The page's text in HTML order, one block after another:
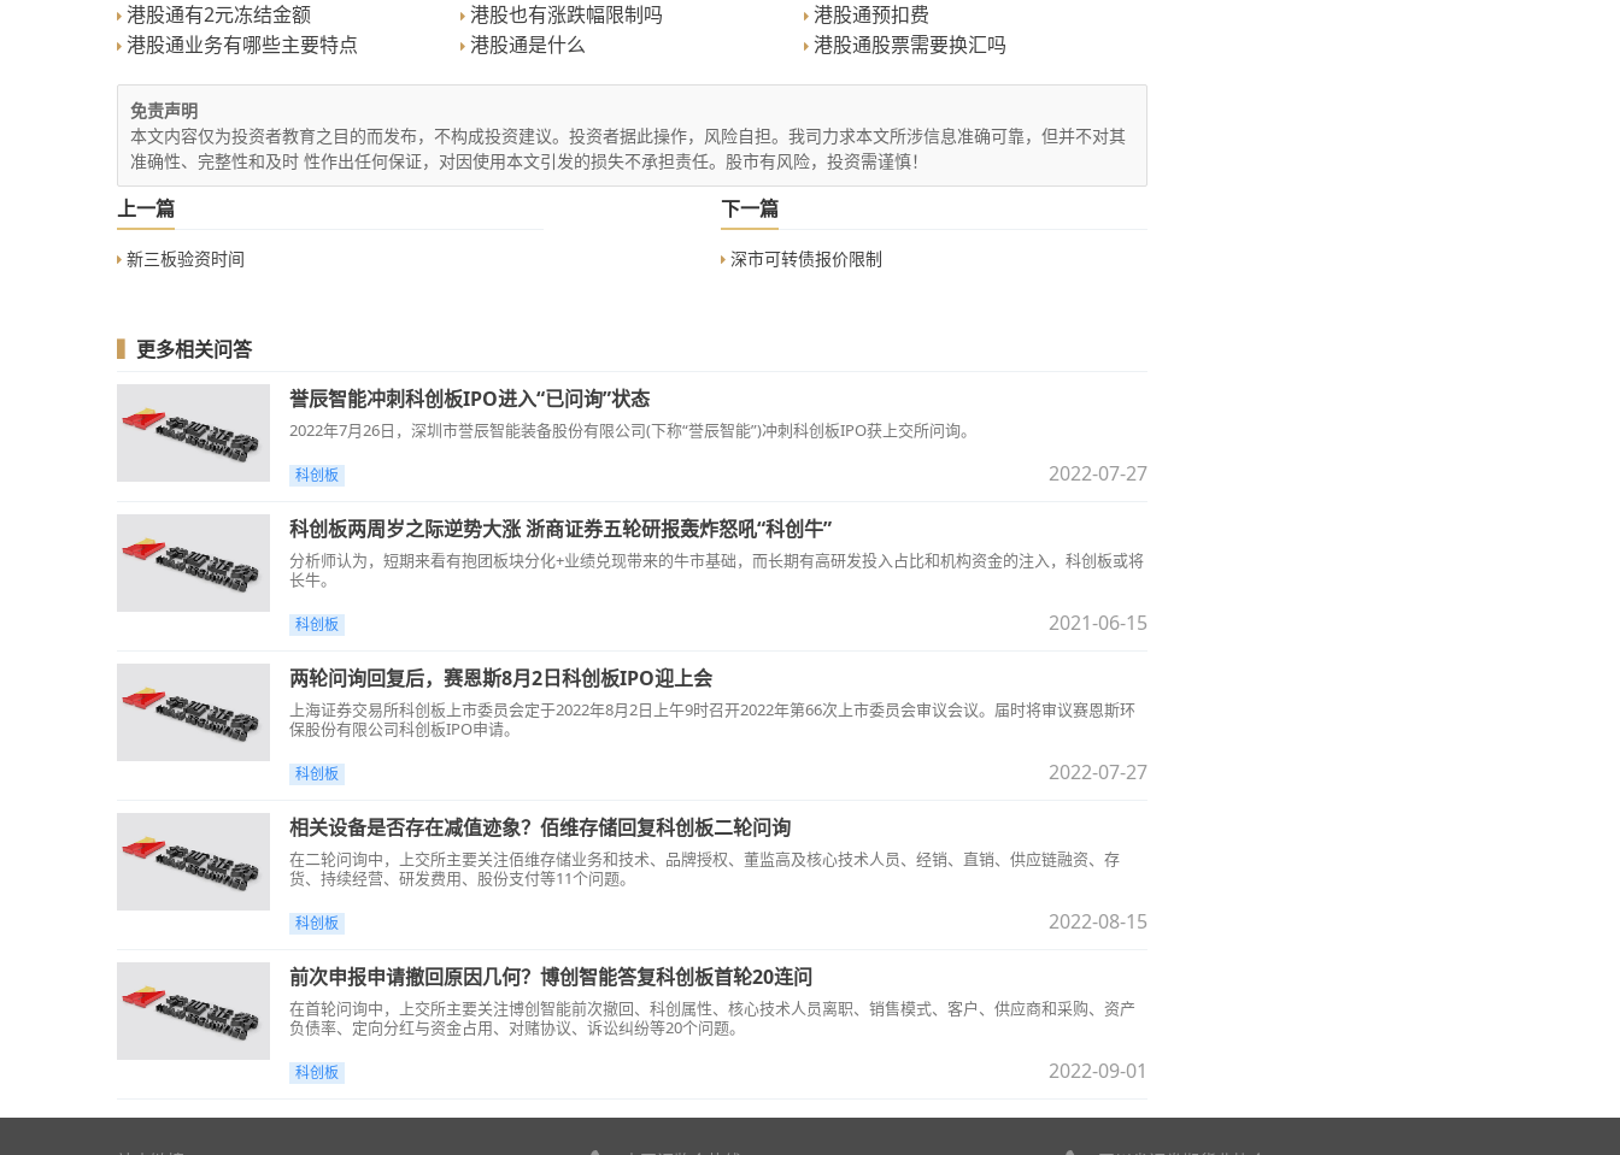
港股通有2元冻结金额
港股也有涨跌幅限制吗
港股通预扣费
港股通业务有哪些主要特点
港股通是什么 港股通股票需要换汇吗
免责声明
本文内容仅为投资者教育之目的而发布，不构成投资建议。投资者据此操作，风险自担。我司力求本文所涉信息准确可靠，但并不对其
准确性、完整性和及时 性作出任何保证，对因使用本文引发的损失不承担责任。股市有风险，投资需谨慎！
上一篇
新三板验资时间
下一篇
深市可转债报价限制
更多相关问答
誉辰智能冲刺科创板IPO进入“已问询”状态
2022年7月26日，深圳市誉辰智能装备股份有限公司(下称“誉辰智能”)冲刺科创板IPO获上交所问询。
科创板 2022-07-27
科创板两周岁之际逆势大涨 浙商证券五轮研报轰炸怒吼“科创牛”
分析师认为，短期来看有抱团板块分化+业绩兑现带来的牛市基础，而长期有高研发投入占比和机构资金的注入，科创板或将
长牛。
科创板 2021-06-15
两轮问询回复后，赛恩斯8月2日科创板IPO迎上会
上海证券交易所科创板上市委员会定于2022年8月2日上午9时召开2022年第66次上市委员会审议会议。届时将审议赛恩斯环
保股份有限公司科创板IPO申请。
科创板 2022-07-27
相关设备是否存在减值迹象？佰维存储回复科创板二轮问询
在二轮问询中，上交所主要关注佰维存储业务和技术、品牌授权、董监高及核心技术人员、经销、直销、供应链融资、存
货、持续经营、研发费用、股份支付等11个问题。
科创板 2022-08-15
前次申报申请撤回原因几何？博创智能答复科创板首轮20连问
在首轮问询中，上交所主要关注博创智能前次撤回、科创属性、核心技术人员离职、销售模式、客户、供应商和采购、资产
负债率、定向分红与资金占用、对赌协议、诉讼纠纷等20个问题。
科创板 2022-09-01